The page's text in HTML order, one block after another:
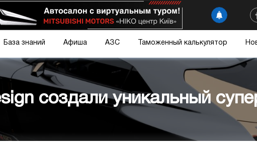
База знаний Афиша АЗС Таможенный калькулятор
создали уникальный